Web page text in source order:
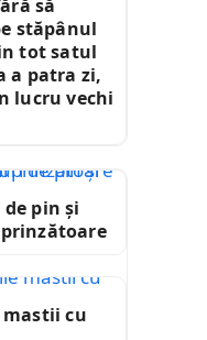
să
stăpânul
tot satul
a patra zi,
lucru vechi
pin și
mastii cu